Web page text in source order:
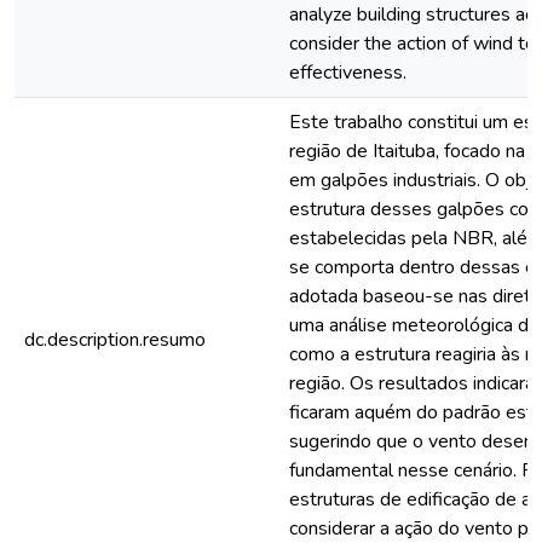
analyze building structures
consider the action of wind
effectiveness.
dc.description.resumo
Este trabalho constitui um
região de Itaituba, focado na
em galpões industriais. O
estrutura desses galpões
estabelecidas pela NBR,
se comporta dentro dessas
adotada baseou-se nas
uma análise meteorológica
como a estrutura reagiria às
região. Os resultados
ficaram aquém do padrão
sugerindo que o vento
fundamental nesse cenário.
estruturas de edificação de
considerar a ação do vento